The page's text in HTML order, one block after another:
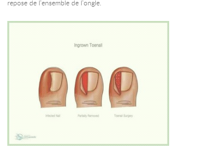
repose de l’ensemble de l’ongle.